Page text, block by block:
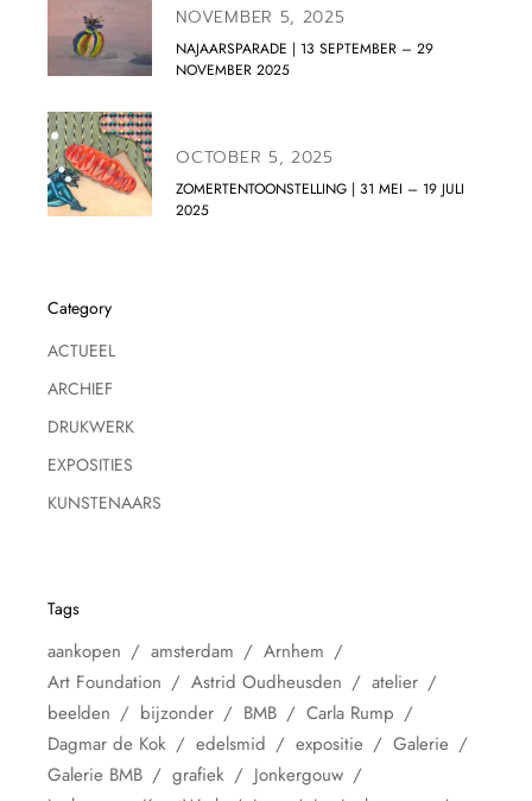
NOVEMBER 5, 2025
NAJAARSPARADE | 13 SEPTEMBER – 29
NOVEMBER 2025
OCTOBER 5, 2025
ZOMERTENTOONSTELLING | 31 MEI – 19 JULI
2025
Category
ACTUEEL
ARCHIEF
DRUKWERK
EXPOSITIES
KUNSTENAARS
Tags
aankopen amsterdam
Arnhem
Art Foundation
Astrid Oudheusden
atelier
beelden
bijzonder BMB
Carla Rump
Dagmar de Kok
edelsmid expositie
Galerie
Galerie BMB
grafiek
Jonkergouw